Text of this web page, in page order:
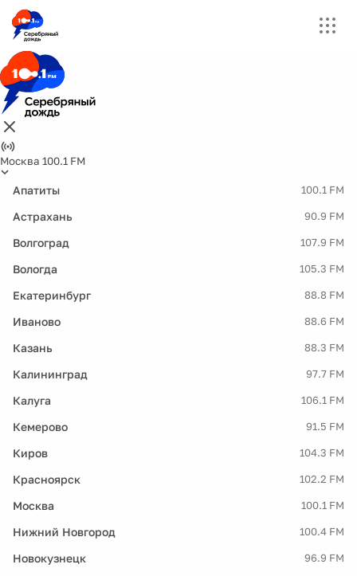
Москва 100.1 FM
Апатиты 100.1 FM
Астрахань 90.9 FM
Волгоград 107.9 FM
Вологда 105.3 FM
Екатеринбург 88.8 FM
Иваново 88.6 FM
Казань 88.3 FM
Калининград 97.7 FM
Калуга 106.1 FM
Кемерово 91.5 FM
Киров 104.3 FM
Красноярск 102.2 FM
Москва 100.1 FM
Нижний Новгород 100.4 FM
Новокузнецк 96.9 FM